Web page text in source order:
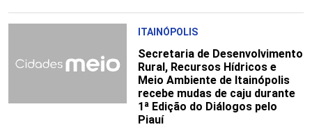
ITAINÓPOLIS
Secretaria de Desenvolvimento
Rural, Recursos Hídricos e
Meio Ambiente de Itainópolis
recebe mudas de caju durante
1ª Edição do Diálogos pelo
Piauí